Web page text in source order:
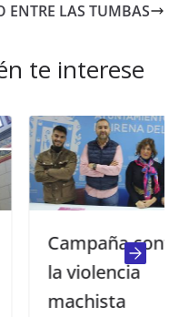
ENTRE LAS TUMBAS
te interese
Campaña contra
la violencia
machista